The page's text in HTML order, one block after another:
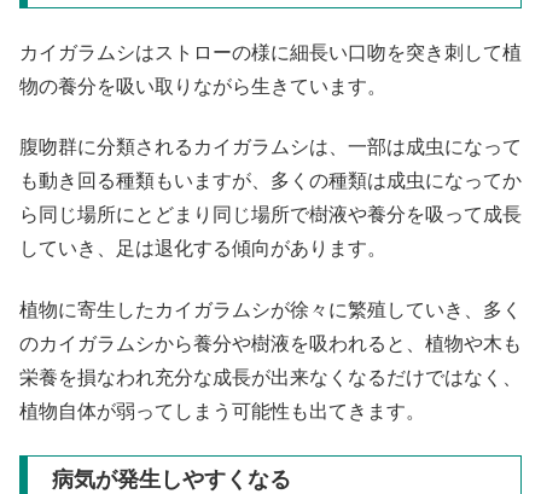
カイガラムシはストローの様に細長い口吻を突き刺して植
物の養分を吸い取りながら生きています。
腹吻群に分類されるカイガラムシは、一部は成虫になって
も動き回る種類もいますが、多くの種類は成虫になってか
ら同じ場所にとどまり同じ場所で樹液や養分を吸って成長
していき、足は退化する傾向があります。
植物に寄生したカイガラムシが徐々に繁殖していき、多く
のカイガラムシから養分や樹液を吸われると、植物や木も
栄養を損なわれ充分な成長が出来なくなるだけではなく、
植物自体が弱ってしまう可能性も出てきます。
病気が発生しやすくなる